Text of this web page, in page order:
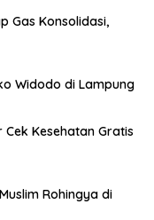
Gas Konsolidasi,
Widodo di Lampung
Kesehatan Gratis
Rohingya di